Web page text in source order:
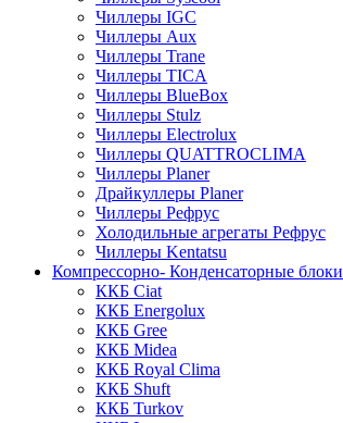
Чиллеры IGC
Чиллеры Aux
Чиллеры Trane
Чиллеры TICA
Чиллеры BlueBox
Чиллеры Stulz
Чиллеры Electrolux
Чиллеры QUATTROCLIMA
Чиллеры Planer
Драйкуллеры Planer
Чиллеры Рефрус
Холодильные агрегаты Рефрус
Чиллеры Kentatsu
Компрессорно- Конденсаторные блоки
ККБ Ciat
ККБ Energolux
ККБ Gree
ККБ Midea
ККБ Royal Clima
ККБ Shuft
ККБ Turkov